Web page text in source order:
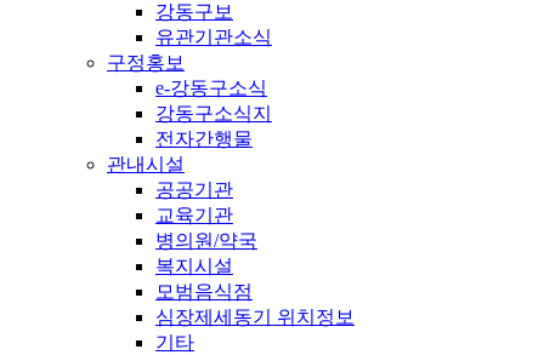
강동구보
유관기관소식
구정홍보
e-강동구소식
강동구소식지
전자간행물
관내시설
공공기관
교육기관
병의원/약국
복지시설
모범음식점
심장제세동기 위치정보
기타